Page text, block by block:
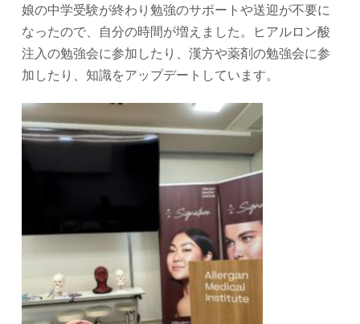
娘の中学受験が終わり勉強のサポートや送迎が不要に
なったので、自分の時間が増えました。ヒアルロン酸
注入の勉強会に参加したり、漢方や薬剤の勉強会に参
加したり、知識をアップデートしています。